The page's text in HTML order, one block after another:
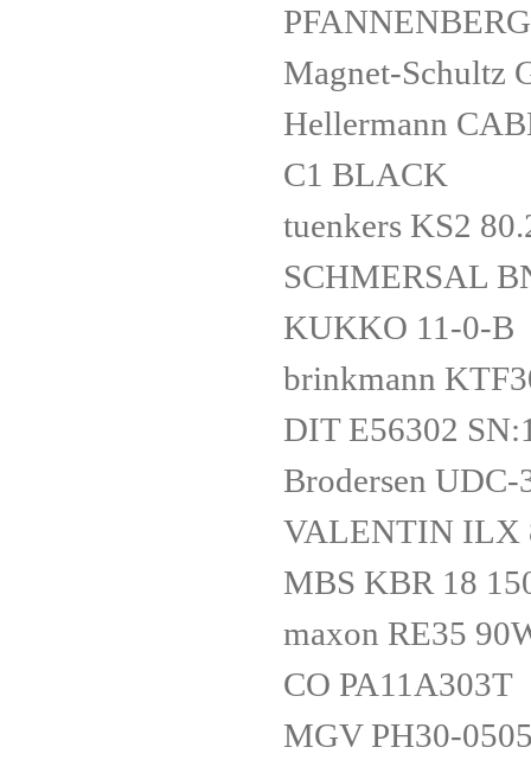
Magnet-Schultz
Hellermann
C1 BLACK
tuenkers KS2
SCHMERSAL
KUKKO 11-0-B
brinkmann
DIT E56302
Brodersen UDC-
VALENTIN ILX
MBS KBR 18
maxon RE35
CO PA11A303T
MGV PH30-